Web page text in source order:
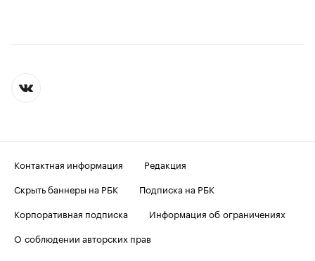
Контактная информация
Редакция
Скрыть баннеры на РБК
Подписка на РБК
Корпоративная подписка
Информация об ограничениях
О соблюдении авторских прав